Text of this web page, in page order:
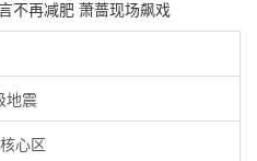
不再减肥 萧蔷现场飙戏
地震
心区